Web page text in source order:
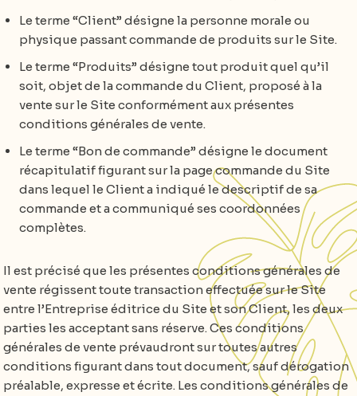
Le terme “Client” désigne la personne morale ou
physique passant commande de produits sur le Site.
Le terme “Produits” désigne tout produit quel qu’il
soit, objet de la commande du Client, proposé à la
vente sur le Site conformément aux présentes
conditions générales de vente.
Le terme “Bon de commande” désigne le document
récapitulatif figurant sur la page commande du Site
dans lequel le Client a indiqué le descriptif de sa
commande et a communiqué ses coordonnées
complètes.
Il est précisé que les présentes conditions générales de
vente régissent toute transaction effectuée sur le Site
entre l’Entreprise éditrice du Site et son Client, les deux
parties les acceptant sans réserve. Ces conditions
générales de vente prévaudront sur toutes autres
conditions figurant dans tout document, sauf dérogation
préalable, expresse et écrite. Les conditions générales de